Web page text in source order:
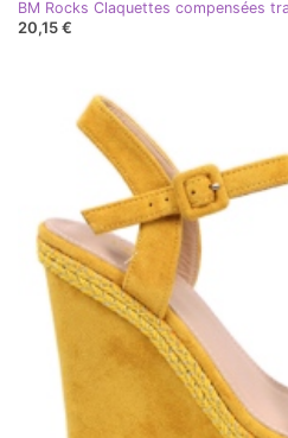
BM Rocks Claquettes compensées
20,15 €